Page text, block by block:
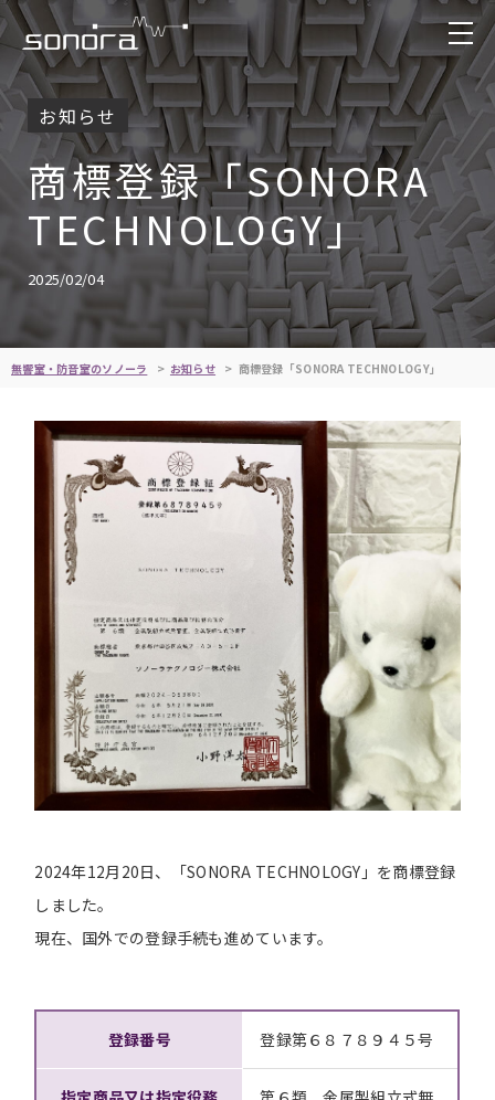
お知らせ
商標登録「SONORA
TECHNOLOGY」
2025/02/04
無響室・防音室のソノーラ お知らせ 商標登録「SONORA TECHNOLOGY」
2024年12月20日、「SONORA TECHNOLOGY」を商標登録
しました。
現在、国外での登録手続も進めています。
登録番号 登録第６８７８９４５号